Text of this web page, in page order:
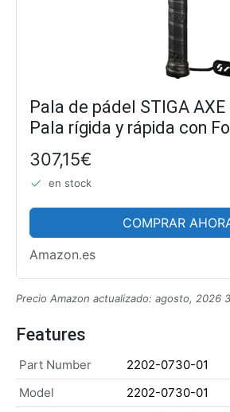
Pala de pádel STIGA AXE
Pala rígida y rápida con
Fibra de Carbono 15K
TeXtreme®, optimizada
Jugadores de Nivel...
307,15€
en stock
COMPRAR
Amazon.es
Precio Amazon actualizado: agosto, 2026
Features
Part Number
2202-0730-01
Model
2202-0730-01